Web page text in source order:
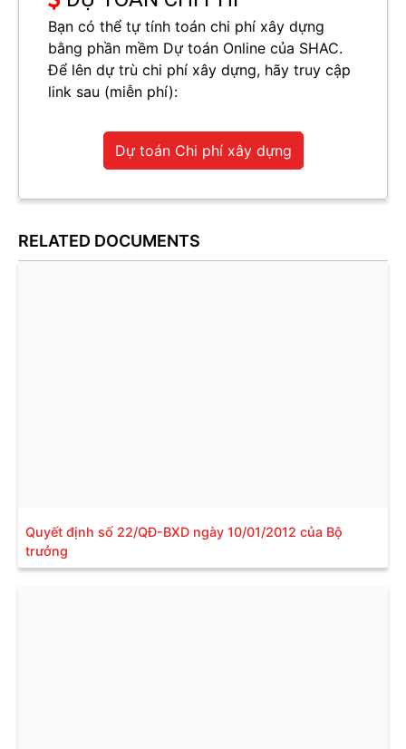
Bạn có thể tự tính toán chi phí xây dựng
bằng phần mềm Dự toán Online của SHAC.
Để lên dự trù chi phí xây dựng, hãy truy cập
link sau (miễn phí):
Dự toán Chi phí xây dựng
RELATED DOCUMENTS
Quyết định số 22/QĐ-BXD ngày 10/01/2012 của Bộ
trưởng